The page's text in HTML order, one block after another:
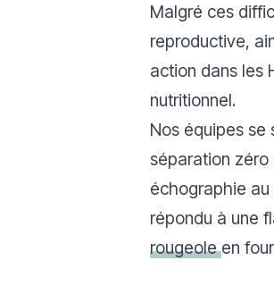
Malgré ces
reproductive,
action dans les
nutritionnel.
Nos équipes se
séparation zéro
échographie au
répondu à une
rougeoleen